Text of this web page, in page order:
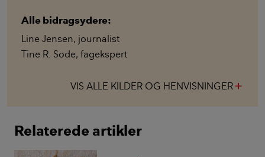
Alle bidragsydere:
Line Jensen, journalist
Tine R. Sode, fagekspert
VIS ALLE KILDER OG HENVISNINGER
Relaterede artikler